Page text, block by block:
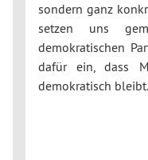
sondern ganz
setzen uns
demokratischen
dafür ein, dass
demokratisch bleibt.